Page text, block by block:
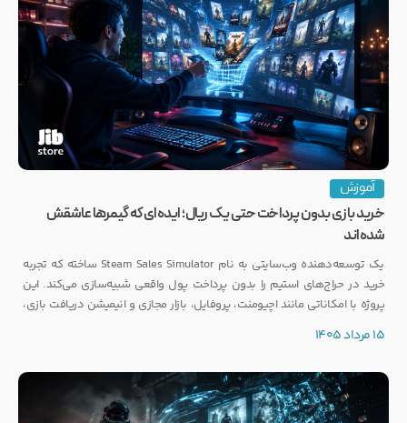
آموزش
خرید بازی بدون پرداخت حتی یک ریال؛ ایده‌ای که گیمرها عاشقش
شده‌اند
یک توسعه‌دهنده وب‌سایتی به نام Steam Sales Simulator ساخته که تجربه
خرید در حراج‌های استیم را بدون پرداخت پول واقعی شبیه‌سازی می‌کند. این
پروژه با امکاناتی مانند اچیومنت، پروفایل، بازار مجازی و انیمیشن دریافت بازی،
15 مرداد 1405